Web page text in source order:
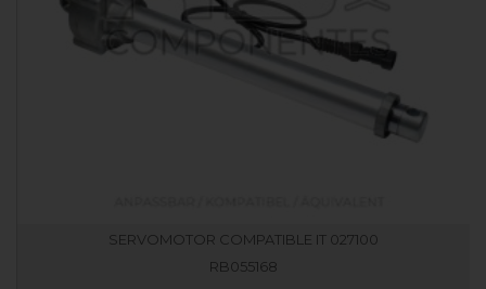
SERVOMOTOR COMPATIBLE IT 027100
RB055168